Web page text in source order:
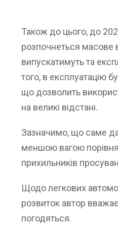
Також до цього, до
розпочнеться масове
випускатимуть та
того, в експлуатацію
що дозволить
на великі відстані.
Зазначимо, що саме
меншою вагою
прихильників
Щодо легкових
розвиток автор
погодяться.